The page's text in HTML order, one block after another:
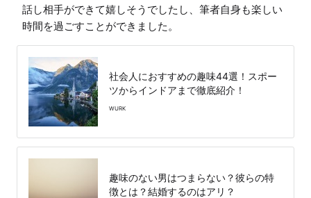
話し相手ができて嬉しそうでしたし、筆者自身も楽しい
時間を過ごすことができました。
社会人におすすめの趣味44選！スポー
ツからインドアまで徹底紹介！
WURK
趣味のない男はつまらない？彼らの特
徴とは？結婚するのはアリ？